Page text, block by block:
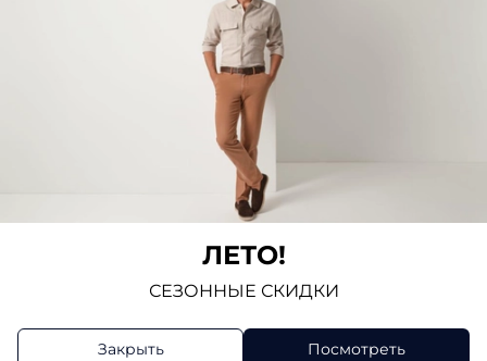
отводит влагу. Воротник стойка. Застежка на
молнию. Два боковых кармана с застежкой на
молнии. Один внутренний карман с застежкой
на молнии. Низ рукава на трикотажном манжете.
По низу куртки утягивающая кулиса. На левом
рукаве силиконовый значок с логотипом Aigle.
Отлично подойдет для повседневной носки и
впишется в городской гардероб.
Отзывов еще никто не оставлял
Написать отзыв
ЛЕТО!
СЕЗОННЫЕ СКИДКИ
Закрыть Посмотреть